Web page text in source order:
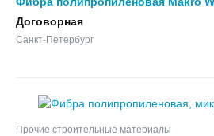
Договорная
Санкт-Петербург
Прочие строительные материалы